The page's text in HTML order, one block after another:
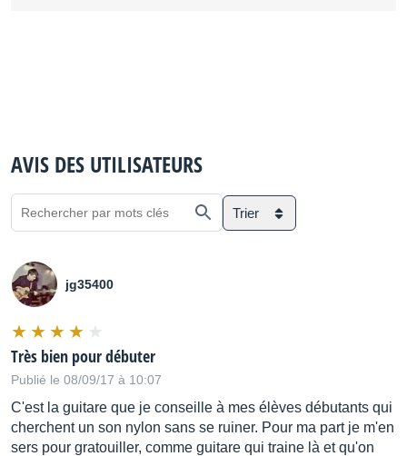
AVIS DES UTILISATEURS
Trier
jg35400
Très bien pour débuter
Publié le 08/09/17 à 10:07
C'est la guitare que je conseille à mes élèves débutants qui
cherchent un son nylon sans se ruiner. Pour ma part je m'en
sers pour gratouiller, comme guitare qui traine là et qu'on